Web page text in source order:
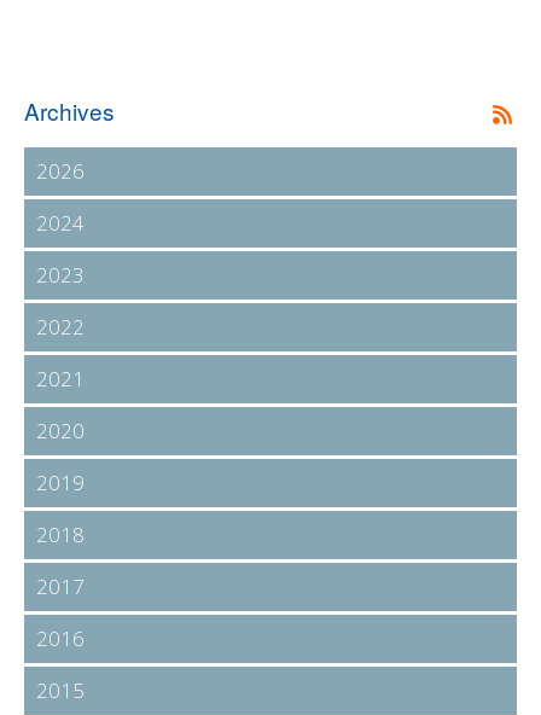
Archives
2026
2024
2023
2022
2021
2020
2019
2018
2017
2016
2015